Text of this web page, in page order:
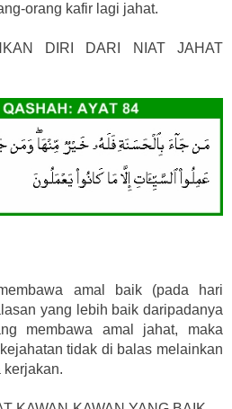
orang kafir lagi jahat.
DIRI DARI NIAT JAHAT
amal baik (pada hari
yang lebih baik daripadanya
membawa amal jahat, maka
tidak di balas melainkan
kerjakan.